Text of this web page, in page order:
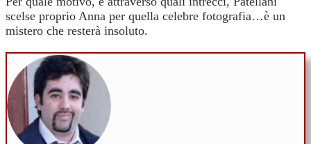
scelse proprio Anna per quella celebre fotografia…è un
mistero che resterà insoluto.